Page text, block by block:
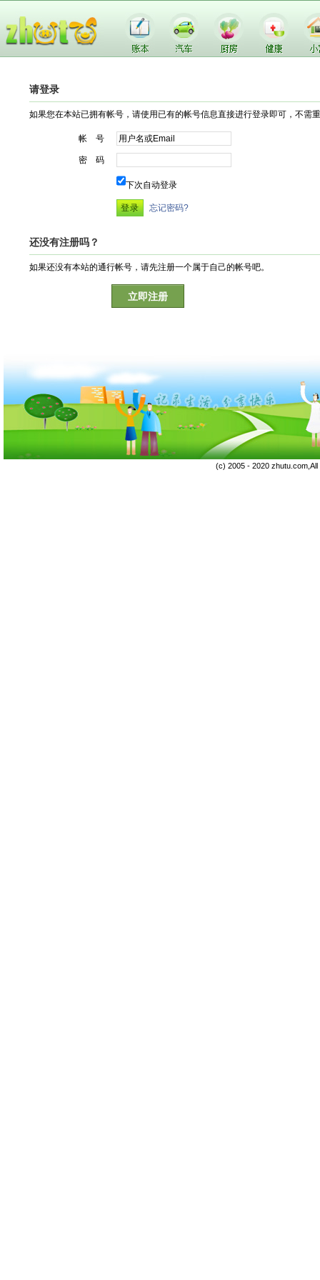
请登录
如果您在本站已拥有帐号，请使用已有的帐号信息直接进行登录即可，不需
帐 号
密 码
下次自动登录
忘记密码?
还没有注册吗？
如果还没有本站的通行帐号，请先注册一个属于自己的帐号吧。
立即注册
(c) 2005 - 2020